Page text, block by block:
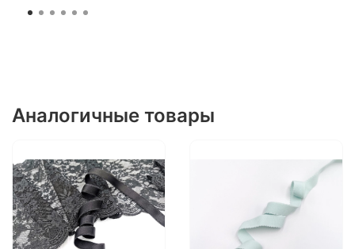
Аналогичные товары